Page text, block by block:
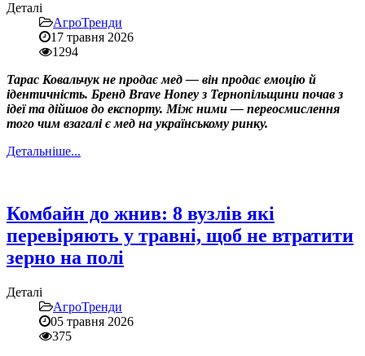
Деталі
АгроТренди
17 травня 2026
1294
Тарас Ковальчук не продає мед — він продає емоцію й
ідентичність. Бренд Brave Honey з Тернопільщини почав з
ідеї та дійшов до експорту. Між ними — переосмислення
того чим взагалі є мед на українському ринку.
Детальніше...
Комбайн до жнив: 8 вузлів які
перевіряють у травні, щоб не втратити
зерно на полі
Деталі
АгроТренди
05 травня 2026
375